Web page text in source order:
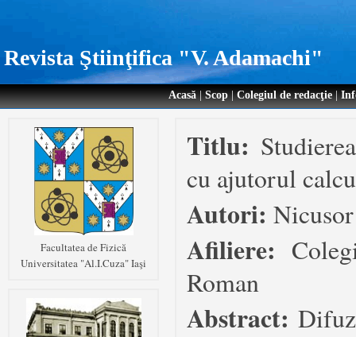
Revista Ştiinţifica "V. Adamachi"
Acasă|Scop|Colegiul de redacţie|
Facultatea de Fizică
Universitatea "Al.I.Cuza" Iaşi
Titlu:
cu ajutorul
Autori:
Afiliere:
Roman
Abstract: